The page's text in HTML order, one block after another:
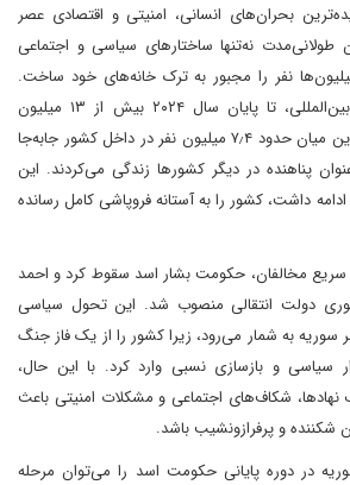
بحران‌های انسانی، امنیتی و اقتصادی عصر
طولانی‌مدت نه‌تنها ساختارهای سیاسی و اجتماعی
نفر را مجبور به ترک خانه‌های خود ساخت.
طبق گزارش سازمان‌های بین‌المللی، تا پایان سال ۲۰۲۴ بیش از ۱۳ میلیون
سوری آواره شده بودند از این میان حدود ۷٫۴ میلیون نفر در داخل کشور جابه‌جا
نفر به‌عنوان پناهنده در دیگر کشورها زندگی می‌کردند. این
داشت، کشور را به آستانه فروپاشی کامل رسانده
۲۰۲۴، با حمله سریع مخالفان، حکومت بشار اسد سقوط کرد و احمد
دولت انتقالی منصوب شد. این تحول سیاسی
به شمار می‌رود، زیرا کشور را از یک فاز جنگ
سیاسی و بازسازی نسبی وارد کرد. با این حال،
شکاف‌های اجتماعی و مشکلات امنیتی باعث
شکننده و پرفرازونشیب باشد.
در دوره پایانی حکومت اسد را می‌توان مرحله